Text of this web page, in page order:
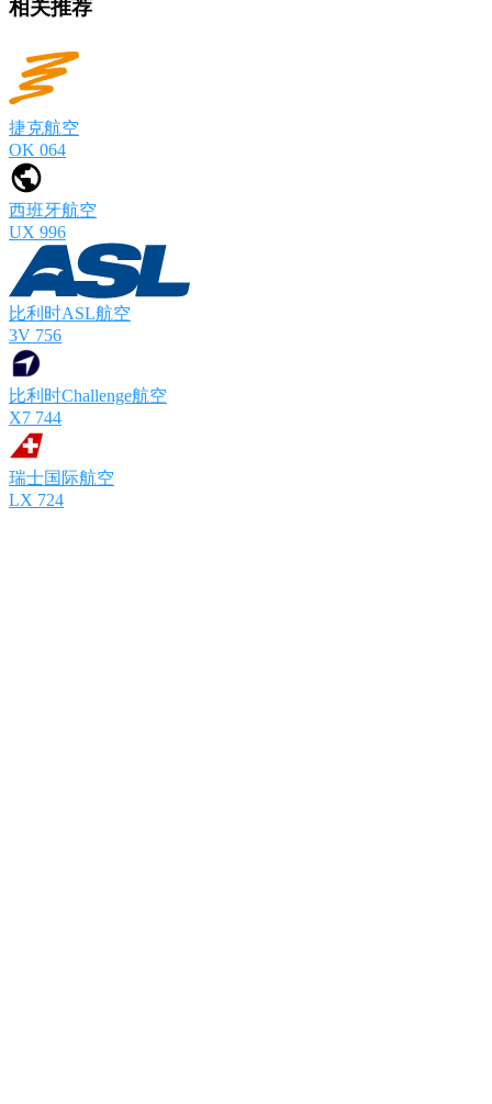
相关推荐
捷克航空
OK 064
西班牙航空
UX 996
比利时ASL航空
3V 756
比利时Challenge航空
X7 744
瑞士国际航空
LX 724